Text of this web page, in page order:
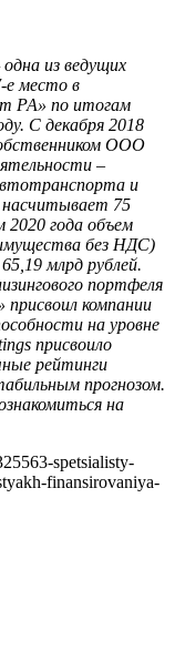
из ведущих
е место в
РА» по итогам
С декабря 2018
ООО
–
и
насчитывает 75
2020 года объем
имущества без НДС)
млрд рублей.
портфеля
компании
на уровне
присвоило
рейтинги
прогнозом.
на
spetsialisty-
finansirovaniya-